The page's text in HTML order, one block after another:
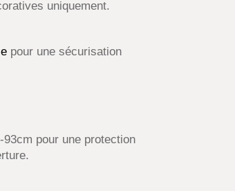
uniquement.
pour une sécurisation
pour une protection